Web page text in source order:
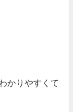
かりやすくて